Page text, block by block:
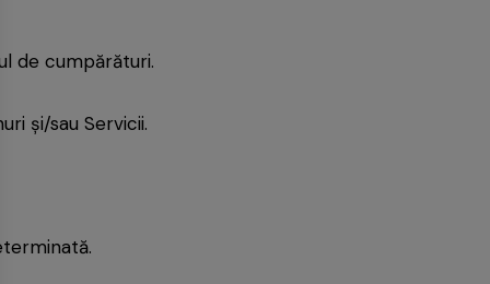
de cumpărături.
și/sau Servicii.